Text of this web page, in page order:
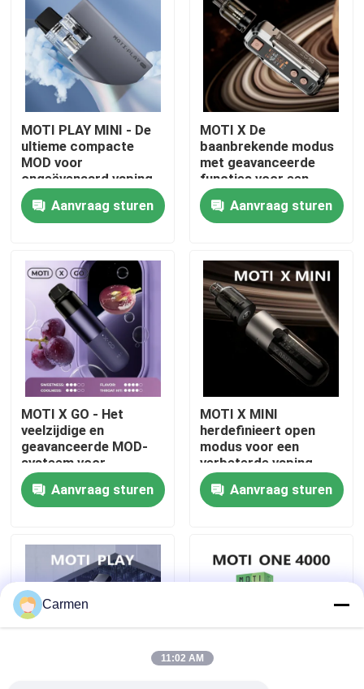
Thuis
Producten
Videos
Over ons
Fabrieksreis
Kwaliteitscontrole
Vraag een offerte aan
Vozol damp
MOTI PLAY MINI - De
ultieme compacte
MOD voor
ongeëvenaard vaping
gemak en prestaties
Aanvraag sturen
MOTI X De
baanbrekende modus
met geavanceerde
functies voor een
ongeëvenaarde vaping
ervaringAanvraag sturen
MOTI X GO - Het
veelzijdige en
geavanceerde MOD-
systeem voor
aanpasbare
vapingplezier
Aanvraag sturen
MOTI X MINI
herdefinieert open
modus voor een
verbeterde vaping-
ervaring
Aanvraag sturen
Carmen
11:02 AM